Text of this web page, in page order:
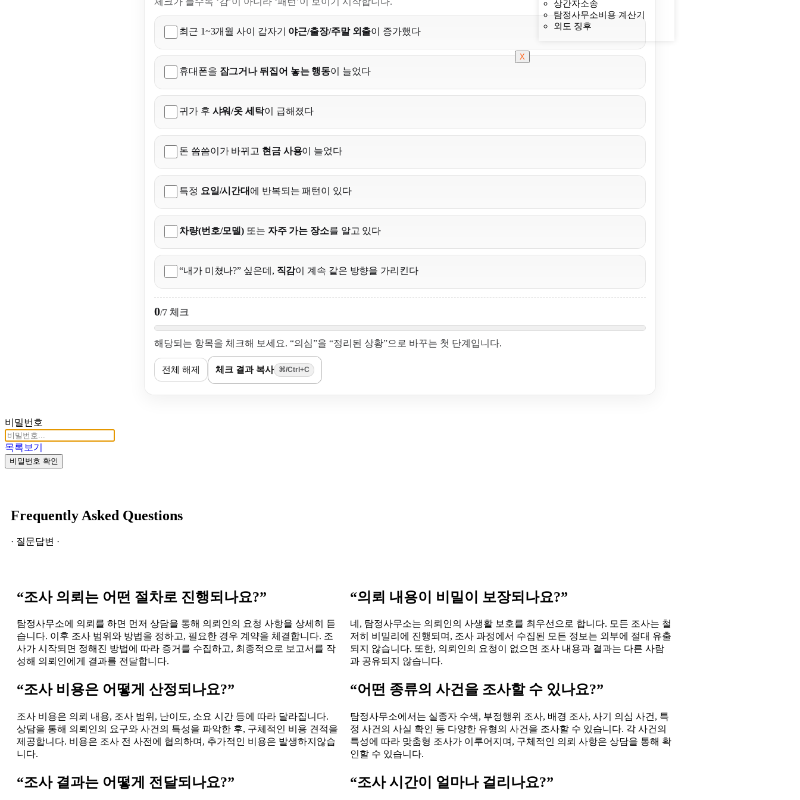
상간자소송
탐정사무소비용 계산기
외도 징후
X
최근 1~3개월 사이 갑자기 야근/출장/주말 외출이 증가했다
휴대폰을 잠그거나 뒤집어 놓는 행동이 늘었다
귀가 후 샤워/옷 세탁이 급해졌다
돈 씀씀이가 바뀌고 현금 사용이 늘었다
특정 요일/시간대 에 반복되는 패턴이 있다
차량(번호/모델) 또는 자주 가는 장소를 알고 있다
“내가 미쳤나?” 싶은데, 직감이 계속 같은 방향을 가리킨다
0/7 체크
해당되는 항목을 체크해 보세요. “의심”을 “정리된 상황”으로 바꾸는 첫 단계입니다.
전체 해제 체크 결과 복사 ⌘/Ctrl+C
비밀번호
목록보기
비밀번호 확인
Frequently Asked Questions
· 질문답변 ·
“조사 의뢰는 어떤 절차로 진행되나요?”
탐정사무소에 의뢰를 하면 먼저 상담을 통해 의뢰인의 요청 사항을 상세히 듣
습니다. 이후 조사 범위와 방법을 정하고, 필요한 경우 계약을 체결합니다. 조
사가 시작되면 정해진 방법에 따라 증거를 수집하고, 최종적으로 보고서를 작
성해 의뢰인에게 결과를 전달합니다.
“조사 비용은 어떻게 산정되나요?”
조사 비용은 의뢰 내용, 조사 범위, 난이도, 소요 시간 등에 따라 달라집니다.
상담을 통해 의뢰인의 요구와 사건의 특성을 파악한 후, 구체적인 비용 견적을
제공합니다. 비용은 조사 전 사전에 협의하며, 추가적인 비용은 발생하지않습
니다.
“조사 결과는 어떻게 전달되나요?”
“의뢰 내용이 비밀이 보장되나요?”
네, 탐정사무소는 의뢰인의 사생활 보호를 최우선으로 합니다. 모든 조사는 철
저히 비밀리에 진행되며, 조사 과정에서 수집된 모든 정보는 외부에 절대 유출
되지 않습니다. 또한, 의뢰인의 요청이 없으면 조사 내용과 결과는 다른 사람
과 공유되지 않습니다.
“어떤 종류의 사건을 조사할 수 있나요?”
탐정사무소에서는 실종자 수색, 부정행위 조사, 배경 조사, 사기 의심 사건, 특
정 사건의 사실 확인 등 다양한 유형의 사건을 조사할 수 있습니다. 각 사건의
특성에 따라 맞춤형 조사가 이루어지며, 구체적인 의뢰 사항은 상담을 통해 확
인할 수 있습니다.
“조사 시간이 얼마나 걸리나요?”